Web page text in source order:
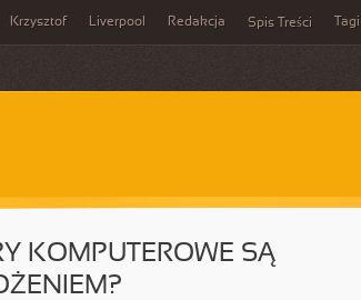
Krzysztof Liverpool Redakcja Spis Treści Tagi
KOMPUTEROWE SĄ